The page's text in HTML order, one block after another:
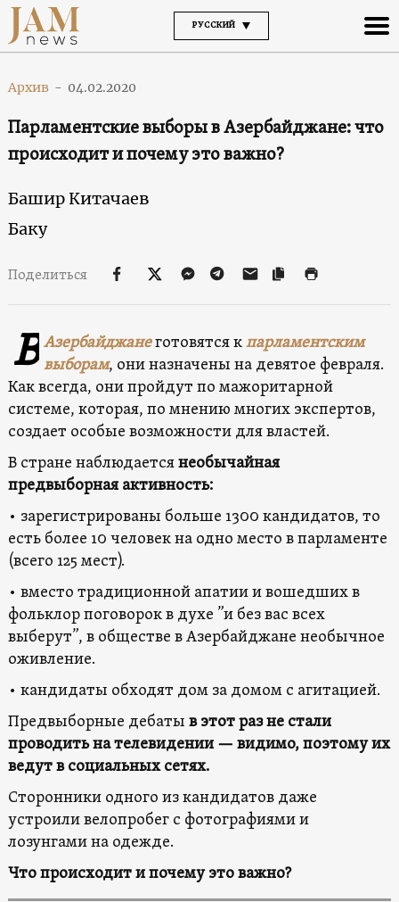
РУССКИЙ
Архив - 04.02.2020
Парламентские выборы в Азербайджане: что
происходит и почему это важно?
Башир Китачаев
Баку
Поделиться
В Азербайджанеготовятся кпарламентским
выборам, они назначены на девятое февраля.
Как всегда, они пройдут по мажоритарной
системе, которая, по мнению многих экспертов,
создает особые возможности для властей.
В стране наблюдаетсянеобычайная
предвыборная активность:
• зарегистрированы больше 1300 кандидатов, то
есть более 10 человек на одно место в парламенте
(всего 125 мест).
• вместо традиционной апатии и вошедших в
фольклор поговорок в духе ”и без вас всех
выберут”, в обществе в Азербайджане необычное
оживление.
• кандидаты обходят дом за домом с агитацией.
Предвыборные дебаты в этот раз не стали
проводить на телевидении — видимо, поэтому их
ведут в социальных сетях.
Сторонники одного из кандидатов даже
устроили велопробег с фотографиями и
лозунгами на одежде.
Что происходит и почему это важно?